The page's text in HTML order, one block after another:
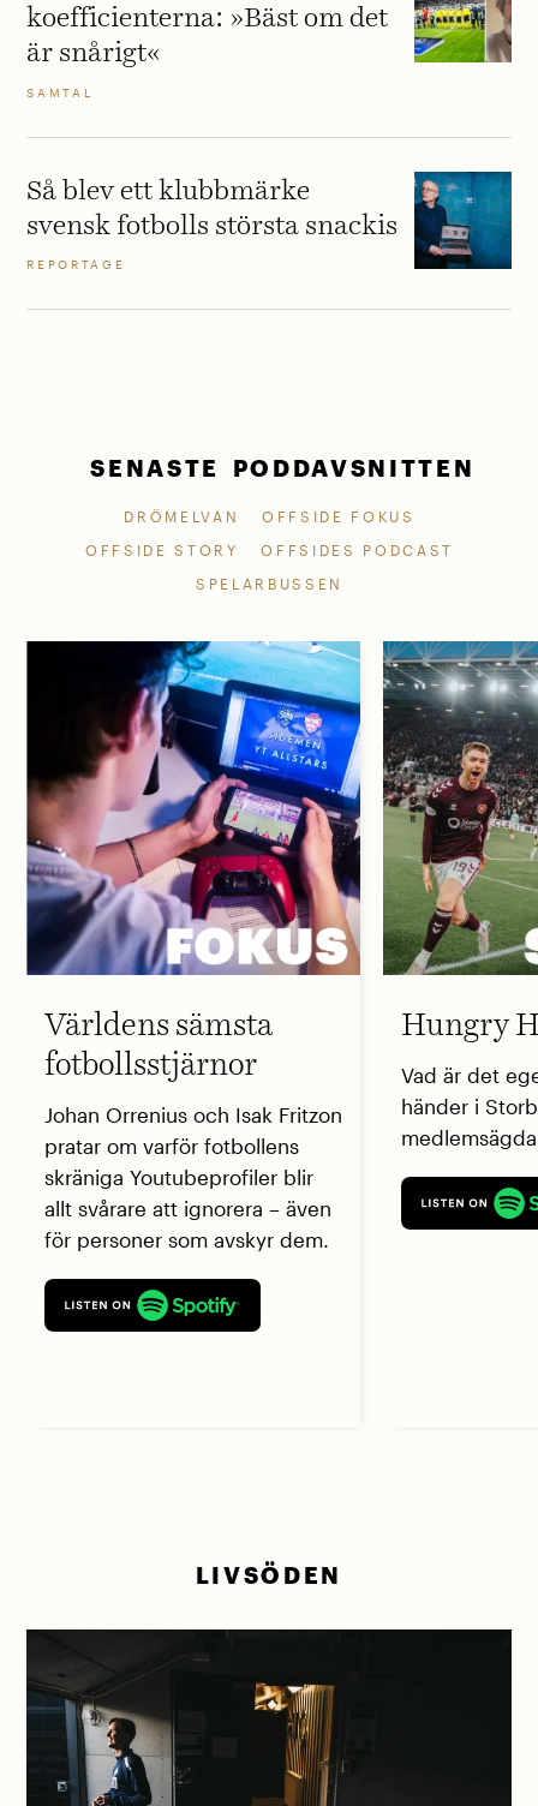
koefficienterna: »Bäst om det
är snårigt«
SAMTAL
Så blev ett klubbmärke
svensk fotbolls största snackis
REPORTAGE
SENASTE PODDAVSNITTEN
DRÖMELVAN
OFFSIDE FOKUS
OFFSIDE STORY
OFFSIDES PODCAST
SPELARBUSSEN
Världens sämsta
fotbollsstjärnor
Johan Orrenius och Isak Fritzon
pratar om varför fotbollens
skräniga Youtubeprofiler blir
allt svårare att ignorera – även
för personer som avskyr dem.
Hungry
Vad är det
händer i
LIVSÖDEN